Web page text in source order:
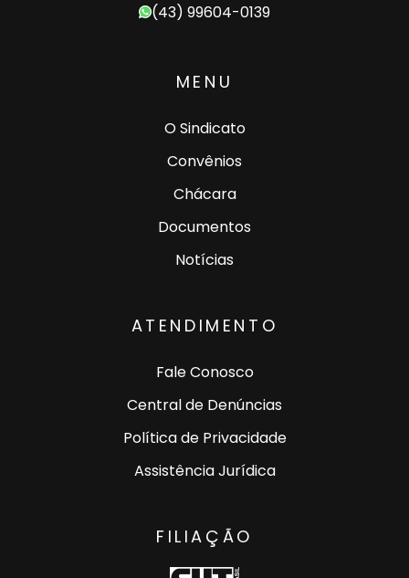
(43) 99604-0139
MENU
O Sindicato
Convênios
Chácara
Documentos
Notícias
ATENDIMENTO
Fale Conosco
Central de Denúncias
Política de Privacidade
Assistência Jurídica
FILIAÇÃO